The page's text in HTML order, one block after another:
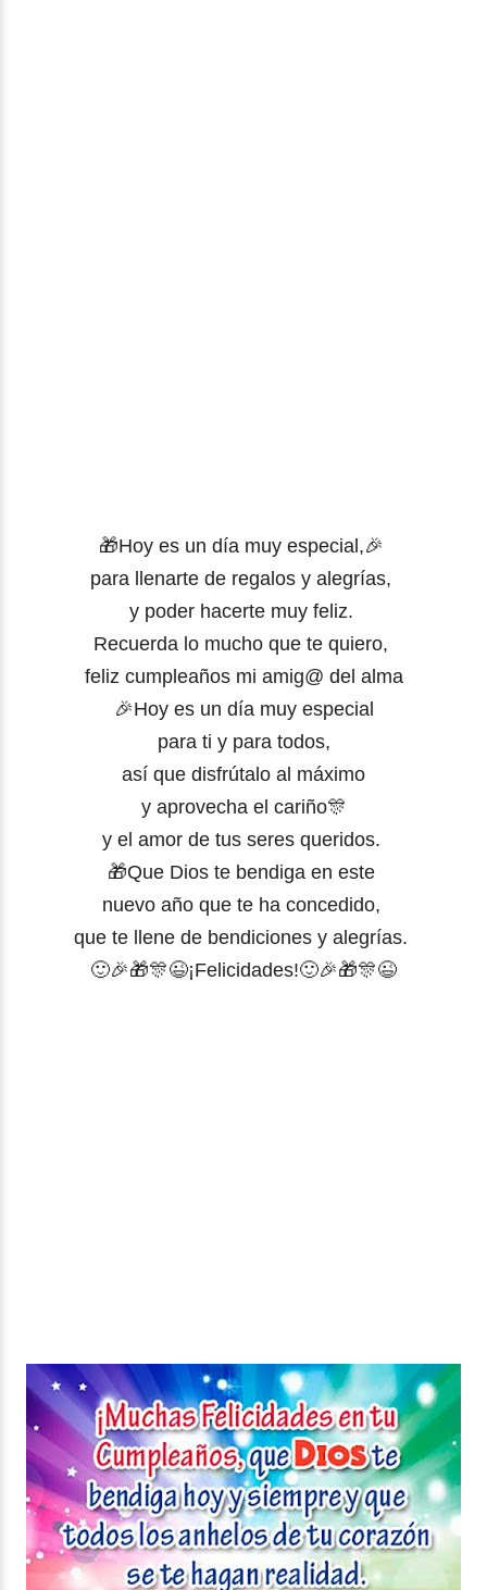
🎁Hoy es un día muy especial,🎉
para llenarte de regalos y alegrías,
y poder hacerte muy feliz.
Recuerda lo mucho que te quiero,
feliz cumpleaños mi amig@ del alma
🎉Hoy es un día muy especial
para ti y para todos,
así que disfrútalo al máximo
y aprovecha el cariño🎊
y el amor de tus seres queridos.
🎁Que Dios te bendiga en este
nuevo año que te ha concedido,
que te llene de bendiciones y alegrías.
🙂🎉🎁🎊😉¡Felicidades!🙂🎉🎁🎊😉